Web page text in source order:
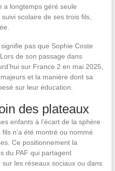
a longtemps géré seule
scolaire de ses trois fils,
pas que Sophie Coste
de son passage dans
sur France 2 en mai 2025,
et la manière dont sa
sur leur éducation.
des plateaux
enfants à l’écart de la sphère
n’a été montré ou nommé
Ce positionnement la
du PAF qui partagent
les réseaux sociaux ou dans